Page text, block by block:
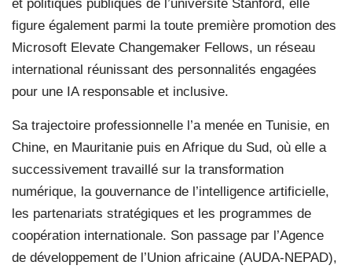
et politiques publiques de l’université Stanford, elle
figure également parmi la toute première promotion des
Microsoft Elevate Changemaker Fellows, un réseau
international réunissant des personnalités engagées
pour une IA responsable et inclusive.
Sa trajectoire professionnelle l’a menée en Tunisie, en
Chine, en Mauritanie puis en Afrique du Sud, où elle a
successivement travaillé sur la transformation
numérique, la gouvernance de l’intelligence artificielle,
les partenariats stratégiques et les programmes de
coopération internationale. Son passage par l’Agence
de développement de l’Union africaine (AUDA-NEPAD),